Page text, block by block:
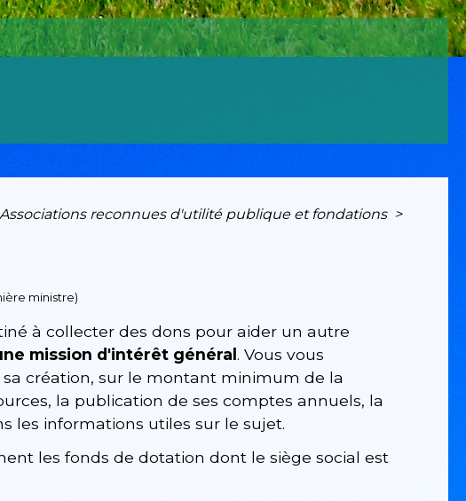
Associations reconnues d'utilité publique et fondations >
ministre)
à collecter des dons pour aider un autre
mission d'intérêt général . Vous vous
création, sur le montant minimum de la
la publication de ses comptes annuels, la
les informations utiles sur le sujet.
les fonds de dotation dont le siège social est